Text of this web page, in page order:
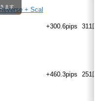
+ Scal
+300.6pips 311回
+460.3pips 251回
ます